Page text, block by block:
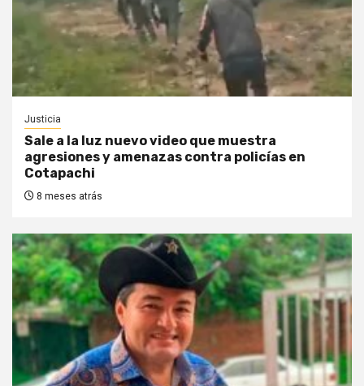
Justicia
Sale a la luz nuevo video que muestra
agresiones y amenazas contra policías en
Cotapachi
8 meses atrás